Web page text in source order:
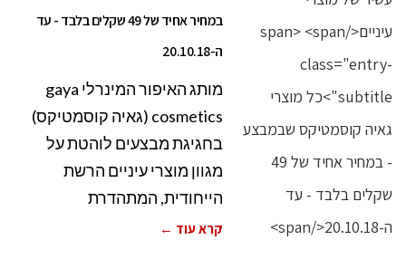
במחיר אחיד של 49 שקלים בלבד - עד
ה-20.10.18
מותג האיפור המינרלי gaya
cosmetics (גאיה קוסמטיקס)
בחגיגת מבצעים לוהטת על
מגוון מוצרי עיניים הרשת
הייחודית, המתהדרת
קרא עוד ←